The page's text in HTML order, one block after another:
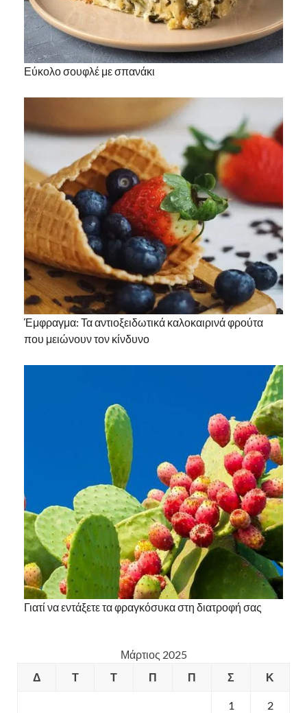
Εύκολο σουφλέ με σπανάκι
Έμφραγμα: Τα αντιοξειδωτικά καλοκαιρινά φρούτα
που μειώνουν τον κίνδυνο
Γιατί να εντάξετε τα φραγκόσυκα στη διατροφή σας
Μάρτιος 2025
Δ
Τ Τ Π Π Σ Κ
1 2